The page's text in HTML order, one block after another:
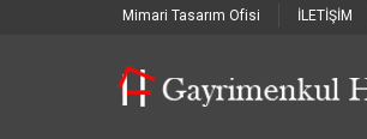
Mimari Tasarım Ofisi İLETİŞİM